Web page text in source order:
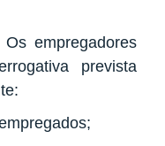
empregadores
prevista